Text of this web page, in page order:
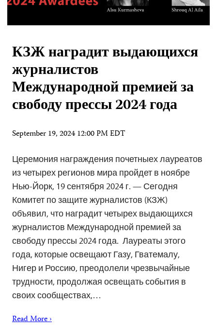
КЗЖ наградит выдающихся
журналистов
Международной премией за
свободу прессы 2024 года
September 19, 2024 12:00 PM EDT
Церемония награждения почетныех лауреатов
из четырех регионов мира пройдет в ноябре
Нью-Йорк, 19 сентября 2024 г. — Сегодня
Комитет по защите журналистов (КЗЖ)
объявил, что наградит четырех выдающихся
журналистов Международной премией за
свободу прессы 2024 года. Лауреаты этого
года, которые освещают Газу, Гватемалу,
Нигер и Россию, преодолели чрезвычайные
трудности, продолжая освещать события в
своих сообществах,…
Read More ›